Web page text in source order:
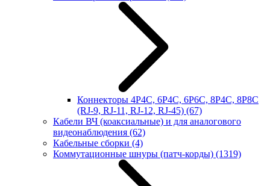
Коннекторы 4P4C, 6P4C, 6P6C, 8P4C, 8P8C
(RJ-9, RJ-11, RJ-12, RJ-45) (67)
Кабели ВЧ (коаксиальные) и для аналогового
видеонаблюдения (62)
Кабельные сборки (4)
Коммутационные шнуры (патч-корды) (1319)